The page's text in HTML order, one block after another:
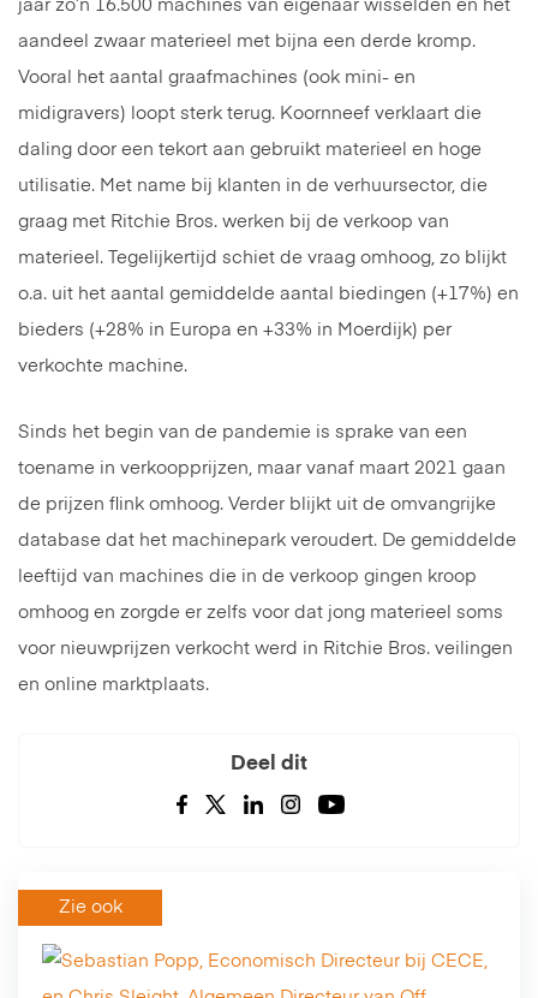
jaar zo’n 16.500 machines van eigenaar wisselden en het
aandeel zwaar materieel met bijna een derde kromp.
Vooral het aantal graafmachines (ook mini- en
midigravers) loopt sterk terug. Koornneef verklaart die
daling door een tekort aan gebruikt materieel en hoge
utilisatie. Met name bij klanten in de verhuursector, die
graag met Ritchie Bros. werken bij de verkoop van
materieel. Tegelijkertijd schiet de vraag omhoog, zo blijkt
o.a. uit het aantal gemiddelde aantal biedingen (+17%) en
bieders (+28% in Europa en +33% in Moerdijk) per
verkochte machine.
Sinds het begin van de pandemie is sprake van een
toename in verkoopprijzen, maar vanaf maart 2021 gaan
de prijzen flink omhoog. Verder blijkt uit de omvangrijke
database dat het machinepark veroudert. De gemiddelde
leeftijd van machines die in de verkoop gingen kroop
omhoog en zorgde er zelfs voor dat jong materieel soms
voor nieuwprijzen verkocht werd in Ritchie Bros. veilingen
en online marktplaats.
Deel dit
Zie ook